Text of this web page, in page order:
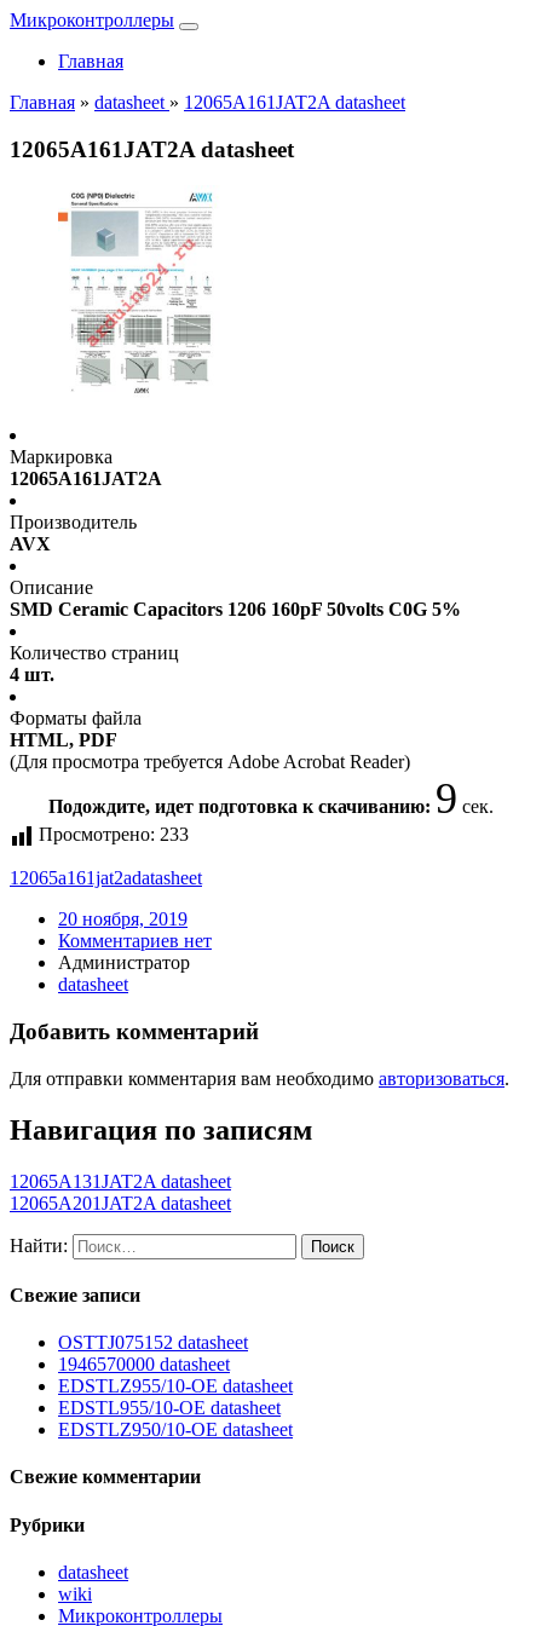
Микроконтроллеры
Главная
Главная » datasheet » 12065A161JAT2A datasheet
12065A161JAT2A datasheet
Маркировка
12065A161JAT2A
Производитель
AVX
Описание
SMD Ceramic Capacitors 1206 160pF 50volts C0G 5%
Количество страниц
4 шт.
Форматы файла
HTML, PDF
(Для просмотра требуется Adobe Acrobat Reader)
Подождите, идет подготовка к скачиванию: 9 сек.
Просмотрено: 233
12065a161jat2adatasheet
20 ноября, 2019
Комментариев нет
Администратор
datasheet
Добавить комментарий
Для отправки комментария вам необходимо авторизоваться.
Навигация по записям
12065A131JAT2A datasheet
12065A201JAT2A datasheet
Найти:
Свежие записи
OSTTJ075152 datasheet
1946570000 datasheet
EDSTLZ955/10-OE datasheet
EDSTL955/10-OE datasheet
EDSTLZ950/10-OE datasheet
Свежие комментарии
Рубрики
datasheet
wiki
Микроконтроллеры